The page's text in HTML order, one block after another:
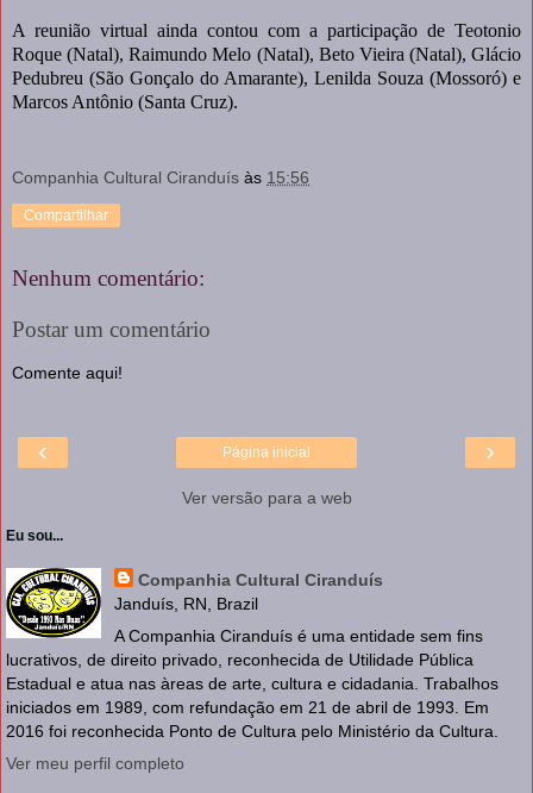
A reunião virtual ainda contou com a participação de Teotonio
Roque (Natal), Raimundo Melo (Natal), Beto Vieira (Natal), Glácio
Pedubreu (São Gonçalo do Amarante), Lenilda Souza (Mossoró) e
Marcos Antônio (Santa Cruz).
Companhia Cultural Ciranduís às 15:56
Compartilhar
Nenhum comentário:
Postar um comentário
Comente aqui!
‹ ›
Página inicial
Ver versão para a web
Eu sou...
Companhia Cultural Ciranduís
Janduís, RN, Brazil
A Companhia Ciranduís é uma entidade sem fins
lucrativos, de direito privado, reconhecida de Utilidade Pública
Estadual e atua nas àreas de arte, cultura e cidadania. Trabalhos
iniciados em 1989, com refundação em 21 de abril de 1993. Em
2016 foi reconhecida Ponto de Cultura pelo Ministério da Cultura.
Ver meu perfil completo